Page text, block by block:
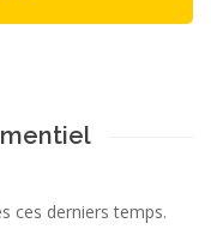
ces derniers temps.